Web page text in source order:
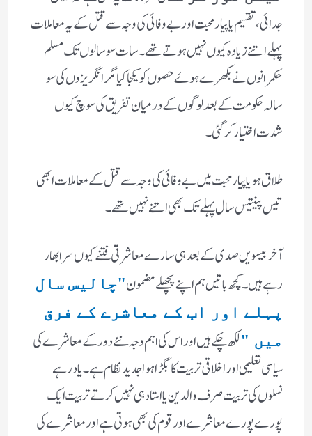
جدائی ، تقسیم یا پیار محبت اور بے وفائی کی وجہ سے قتل کے یہ معاملات
پہلے اتنے زیادہ کیوں نہیں ہوتے تھے ۔سات سو سالوں تک مسلم
حکمرانوں نے بکھرے ہوۓ حصوں کو یکجا کیا مگر انگریزوں کی سو
سالہ حکومت کے بعد لوگوں کے درمیان تفریق کی سوچ کیوں
شدت اختیار کر گئی ۔
طلاق ہو یا پیار محبت میں بے وفائی کی وجہ سے قتل کے معاملات ابھی
تیس پینتیس سال پہلے تک بھی اتنے نہیں تھے ۔
آخر بیسویں صدی کے بعد ہی سارے معاشرتی فتنے کیوں سر ابھار
رہے ہیں ۔کچھ باتیں ہم اپنے پچھلے مضمون"چالیس سال
پہلے اور اب کے معاشرے کے فرق
میں "لکھ چکے ہیں اور اس کی اہم وجہ نئے دور کے معاشرے کی
سیاسی تعلیمی اور اخلاقی تربیت کا بگڑا ہوا جدید نظام ہے ۔یاد رہے
نسلوں کی تربیت صرف والدین یا استاد ہی نہیں کرتے تربیت ایک
پورے پورے معاشرے اور قوم کی بھی ہوتی ہے اور معاشرے کی